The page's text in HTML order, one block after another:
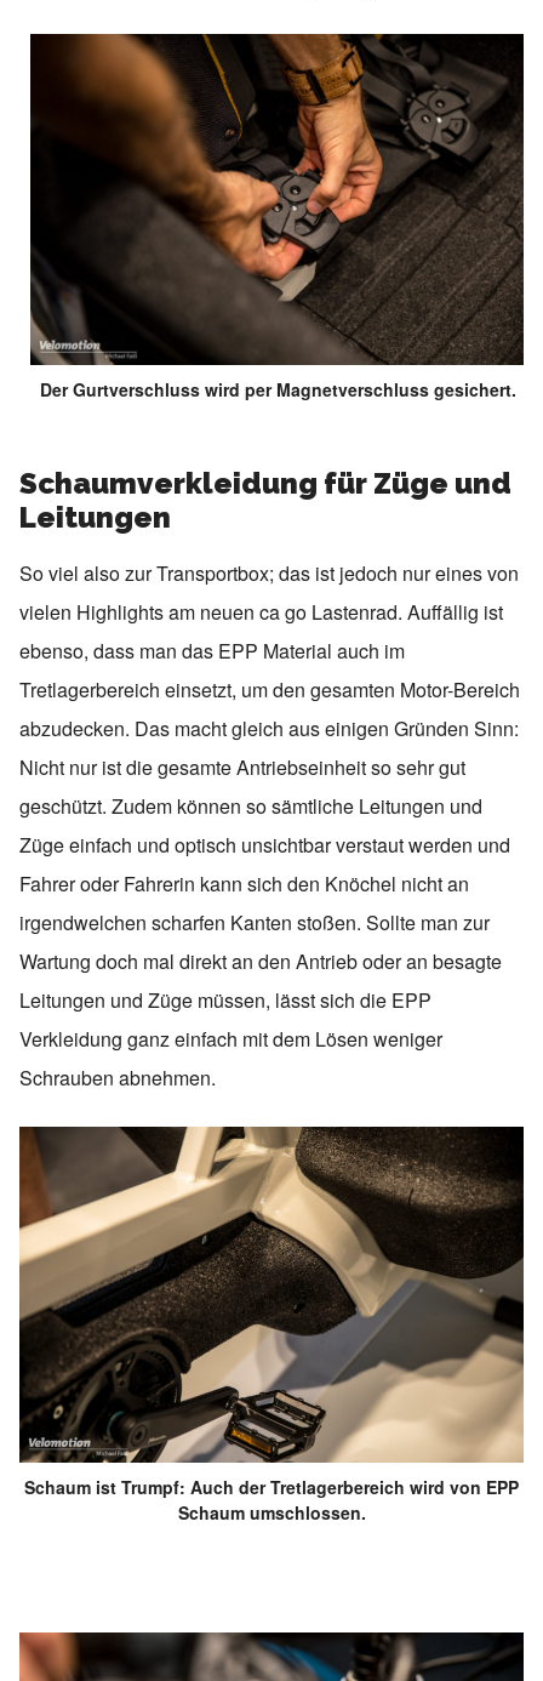
Der Gurtverschluss wird per Magnetverschluss gesichert.
Schaumverkleidung für Züge und
Leitungen
So viel also zur Transportbox; das ist jedoch nur eines von
vielen Highlights am neuen ca go Lastenrad. Auffällig ist
ebenso, dass man das EPP Material auch im
Tretlagerbereich einsetzt, um den gesamten Motor-Bereich
abzudecken. Das macht gleich aus einigen Gründen Sinn:
Nicht nur ist die gesamte Antriebseinheit so sehr gut
geschützt. Zudem können so sämtliche Leitungen und
Züge einfach und optisch unsichtbar verstaut werden und
Fahrer oder Fahrerin kann sich den Knöchel nicht an
irgendwelchen scharfen Kanten stoßen. Sollte man zur
Wartung doch mal direkt an den Antrieb oder an besagte
Leitungen und Züge müssen, lässt sich die EPP
Verkleidung ganz einfach mit dem Lösen weniger
Schrauben abnehmen.
Schaum ist Trumpf: Auch der Tretlagerbereich wird von EPP
Schaum umschlossen.